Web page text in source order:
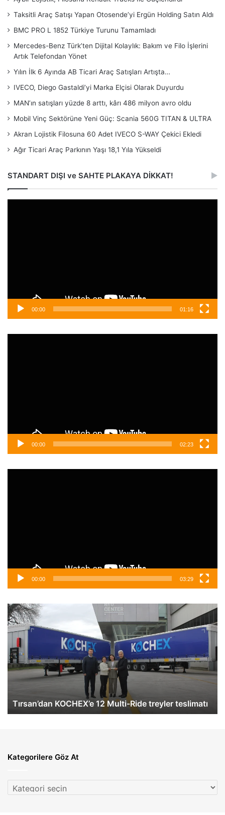
Taksitli Araç Satışı Yapan Otosende’yi Ergün Holding Satın Aldı
BMC PRO L 1852 Türkiye Turunu Tamamladı
Mercedes-Benz Türk’ten Dijital Kolaylık: Bakım ve Filo İşlerini
Artık Telefondan Yönet
Yılın İlk 6 Ayında AB Ticari Araç Satışları Artışta…
IVECO, Diego Gastaldi’yi Marka Elçisi Olarak Duyurdu
MAN’ın satışları yüzde 8 arttı, kârı 486 milyon avro oldu
Mobil Vinç Sektörüne Yeni Güç: Scania 560G TITAN & ULTRA
Akran Lojistik Filosuna 60 Adet IVECO S-WAY Çekici Ekledi
Ağır Ticari Araç Parkının Yaşı 18,1 Yıla Yükseldi
STANDART DIŞI ve SAHTE PLAKAYA DİKKAT!
00:00 01:16
00:00 02:23
00:00 03:29
Tırsan’dan
KOCHEX’e
12
Multi-
Ride
treyler
teslimatı
Tırsan’dan KOCHEX’e 12 Multi-Ride treyler teslimatı
Kategorilere Göz At
Kategorilere
Göz